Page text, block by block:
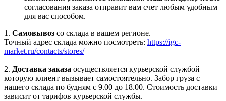
согласования заказа отправит вам счет любым удобным
для вас способом.
1. Самовывоз со склада в вашем регионе.
Точный адрес склада можно посмотреть: https://igc-
market.ru/contacts/stores/
2. Доставка заказа осуществляется курьерской службой
которую клиент вызывает самостоятельно. Забор груза с
нашего склада по будням с 9.00 до 18.00. Стоимость доставки
зависит от тарифов курьерской службы.